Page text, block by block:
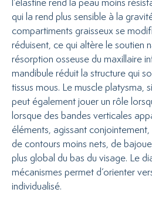
qui la rend plus sensible à la
compartiments graisseux se
réduisent, ce qui altère le soutien
résorption osseuse du maxillaire
mandibule réduit la structure qui
tissus mous. Le muscle platysma,
peut également jouer un rôle
lorsque des bandes verticales
éléments, agissant
de contours moins nets, de
plus global du bas du visage. Le
mécanismes permet d’orienter
individualisé.